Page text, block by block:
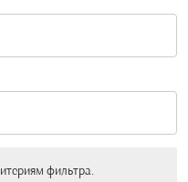
фильтра.